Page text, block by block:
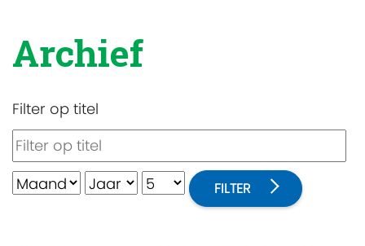
Archief
Filter op titel
FILTER